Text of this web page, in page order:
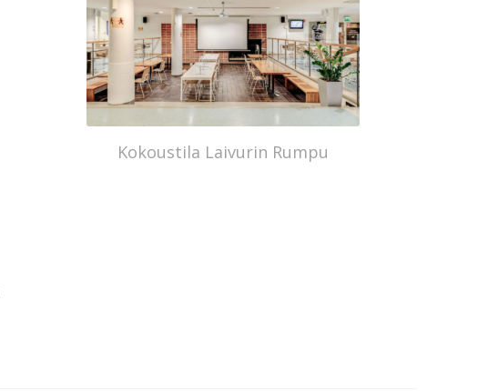
Kokoustila Laivurin Rumpu